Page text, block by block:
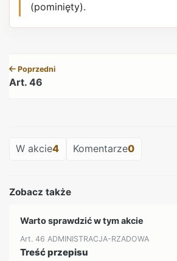
(pominięty).
Poprzedni
Art. 46
W akcie4 Komentarze0
Zobacz także
Warto sprawdzić w tym akcie
Art. 46 ADMINISTRACJA-RZADOWA
Treść przepisu